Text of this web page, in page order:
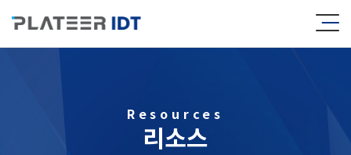
Resources
리소스